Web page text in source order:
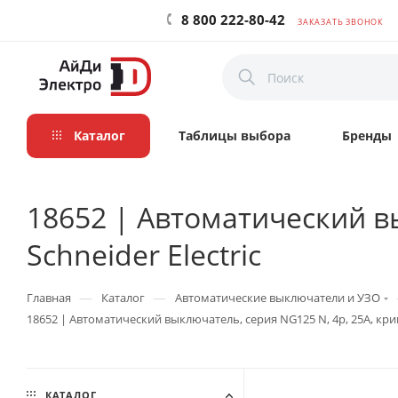
8 800 222-80-42 ЗАКАЗАТЬ ЗВОНОК
Каталог Таблицы выбора Бренды
18652 | Автоматический
Schneider Electric
Главная — Каталог — Автоматические выключатели и УЗО
18652 | Автоматический выключатель, серия NG125 N, 4p, 25А,
КАТАЛОГ